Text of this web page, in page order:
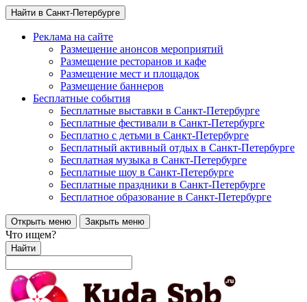
Найти в Санкт-Петербурге
Реклама на сайте
Размещение анонсов мероприятий
Размещение ресторанов и кафе
Размещение мест и площадок
Размещение баннеров
Бесплатные события
Бесплатные выставки в Санкт-Петербурге
Бесплатные фестивали в Санкт-Петербурге
Бесплатно с детьми в Санкт-Петербурге
Бесплатный активный отдых в Санкт-Петербурге
Бесплатная музыка в Санкт-Петербурге
Бесплатные шоу в Санкт-Петербурге
Бесплатные праздники в Санкт-Петербурге
Бесплатное образование в Санкт-Петербурге
Открыть меню Закрыть меню
Что ищем?
Найти